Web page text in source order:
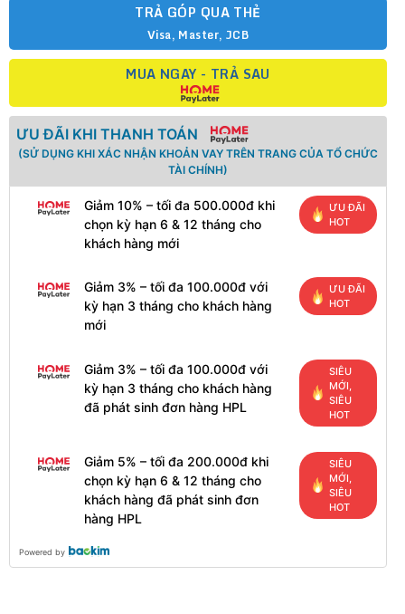
TRẢ GÓP QUA THẺ
Visa, Master, JCB
MUA NGAY - TRẢ SAU
ƯU ĐÃI KHI THANH TOÁN
(SỬ DỤNG KHI XÁC NHẬN KHOẢN VAY TRÊN TRANG CỦA TỔ CHỨC
TÀI CHÍNH)
Giảm 10% – tối đa 500.000đ khi
chọn kỳ hạn 6 & 12 tháng cho
khách hàng mới
ƯU ĐÃI
HOT
Giảm 3% – tối đa 100.000đ với
kỳ hạn 3 tháng cho khách hàng
mới
ƯU ĐÃI
HOT
Giảm 3% – tối đa 100.000đ với
kỳ hạn 3 tháng cho khách hàng
đã phát sinh đơn hàng HPL
SIÊU
MỚI,
SIÊU
HOT
Giảm 5% – tối đa 200.000đ khi
chọn kỳ hạn 6 & 12 tháng cho
khách hàng đã phát sinh đơn
hàng HPL
SIÊU
MỚI,
SIÊU
HOT
Powered by